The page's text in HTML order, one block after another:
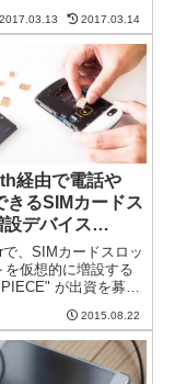
トに相談しても解決
いろいろ調べたとこ
報サービスの設定で
ことがわかり...
2017.03.13 2017.03.14
経由で電話や
きるSIMカードス
設デバイス
が面白い
、SIMカードスロッ
を仮想的に増設する
が出資を募っ
バイスです。
由で仮想的にSIMカ
トを増設こ
8...
2015.08.22